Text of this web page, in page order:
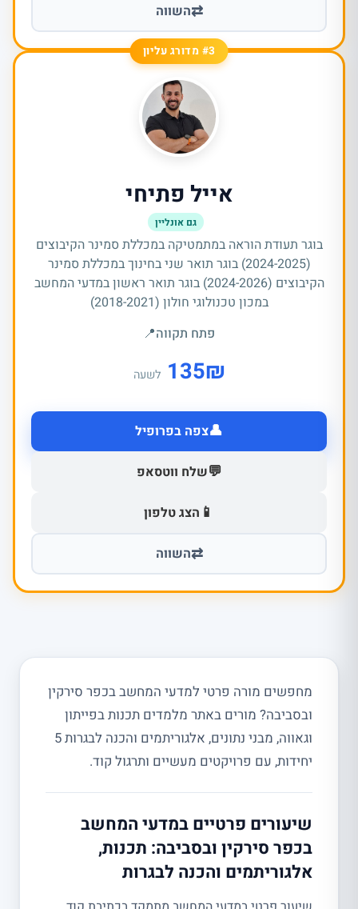
⇄השווה
#3 מדורג עליון
אייל פתיחי
גם אונליין
בוגר תעודת הוראה במתמטיקה במכללת סמינר הקיבוצים
(2024-2025) בוגר תואר שני בחינוך במכללת סמינר
הקיבוצים (2024-2026) בוגר תואר ראשון במדעי המחשב
במכון טכנולוגי חולון (2018-2021)
פתח תקווה📍
₪
135 לשעה
👤צפה בפרופיל
💬שלח ווטסאפ
📱 הצג טלפון
⇄השווה
מחפשים מורה פרטי למדעי המחשב בכפר סירקין
ובסביבה? מורים באתר מלמדים תכנות בפייתון
וגאווה, מבני נתונים, אלגוריתמים והכנה לבגרות 5
יחידות, עם פרויקטים מעשיים ותרגול קוד.
שיעורים פרטיים במדעי המחשב
בכפר סירקין ובסביבה: תכנות,
אלגוריתמים והכנה לבגרות